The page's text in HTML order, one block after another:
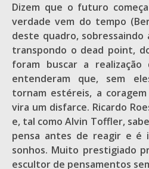
Dizem que o futuro
verdade vem do tempo
deste quadro, sobressaindo
transpondo o dead point,
foram buscar a realização
entenderam que, sem
tornam estéreis, a
vira um disfarce. Ricardo
e, tal como Alvin Toffler,
pensa antes de reagir e é
sonhos. Muito prestigiado
escultor de pensamentos